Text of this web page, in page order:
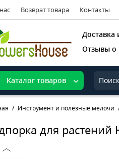
Возврат товара Контакты
Доставка
Отзывы о
Каталог товаров
Инструмент и полезные мелочи
для